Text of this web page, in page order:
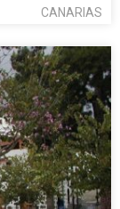
CANARIAS